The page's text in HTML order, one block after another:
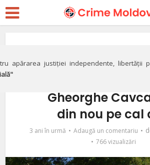
apărarea justiției independente, libertății
VIDEO// Petic
Gheorghe
din nou pe cal
3 ani în urmă Adaugă un comentariu
766 vizualizări